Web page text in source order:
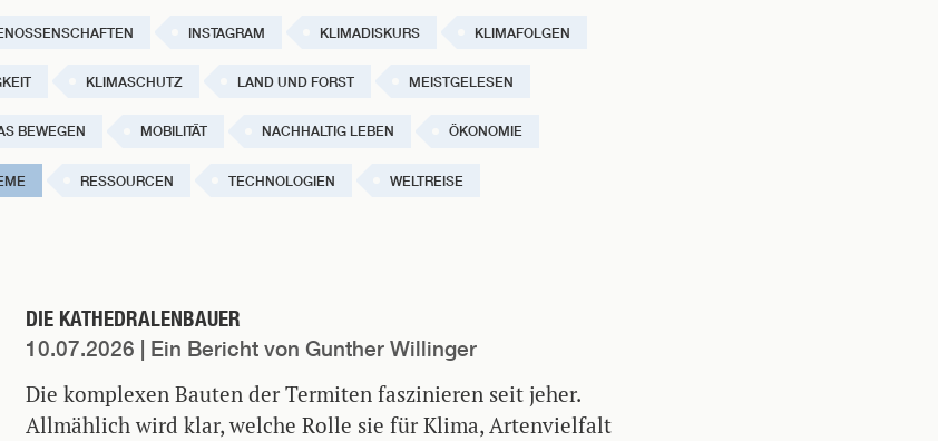
INSTAGRAM KLIMADISKURS KLIMAFOLGEN
KLIMASCHUTZ LAND UND FORST MEISTGELESEN
BEWEGEN MOBILITÄT NACHHALTIG LEBEN ÖKONOMIE
RESSOURCEN TECHNOLOGIEN WELTREISE
DIE KATHEDRALENBAUER
10.07.2026 | Ein Bericht von Gunther Willinger
Die komplexen Bauten der Termiten faszinieren seit jeher.
Allmählich wird klar, welche Rolle sie für Klima, Artenvielfalt